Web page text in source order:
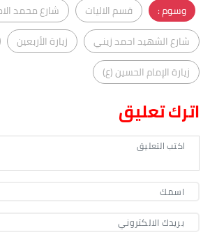
وسوم :
قسم الاليات
شارع محمد
شارع الشهيد احمد زيني
زيارة الأربعين
زيارة الإمام الحسين (ع)
اترك تعليق